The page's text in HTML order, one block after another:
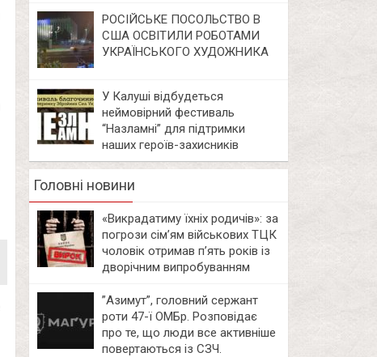
РОСІЙСЬКЕ ПОСОЛЬСТВО В
США ОСВІТИЛИ РОБОТАМИ
УКРАЇНСЬКОГО ХУДОЖНИКА
У Калуші відбудеться
неймовірний фестиваль
“Назламні” для підтримки
наших героїв-захисників
Головні новини
«Викрадатиму їхніх родичів»: за
погрози сім’ям військових ТЦК
чоловік отримав п’ять років із
дворічним випробуванням
⁨”Азимут”, головний сержант
роти 47-ї ОМБр. Розповідає
про те, що люди все активніше
повертаються із СЗЧ.